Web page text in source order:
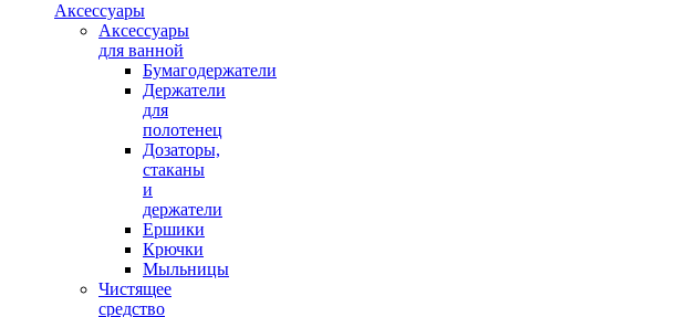
Аксессуары
Аксессуары
для ванной
Бумагодержатели
Держатели
для
полотенец
Дозаторы,
стаканы
и
держатели
Ершики
Крючки
Мыльницы
Чистящее
средство